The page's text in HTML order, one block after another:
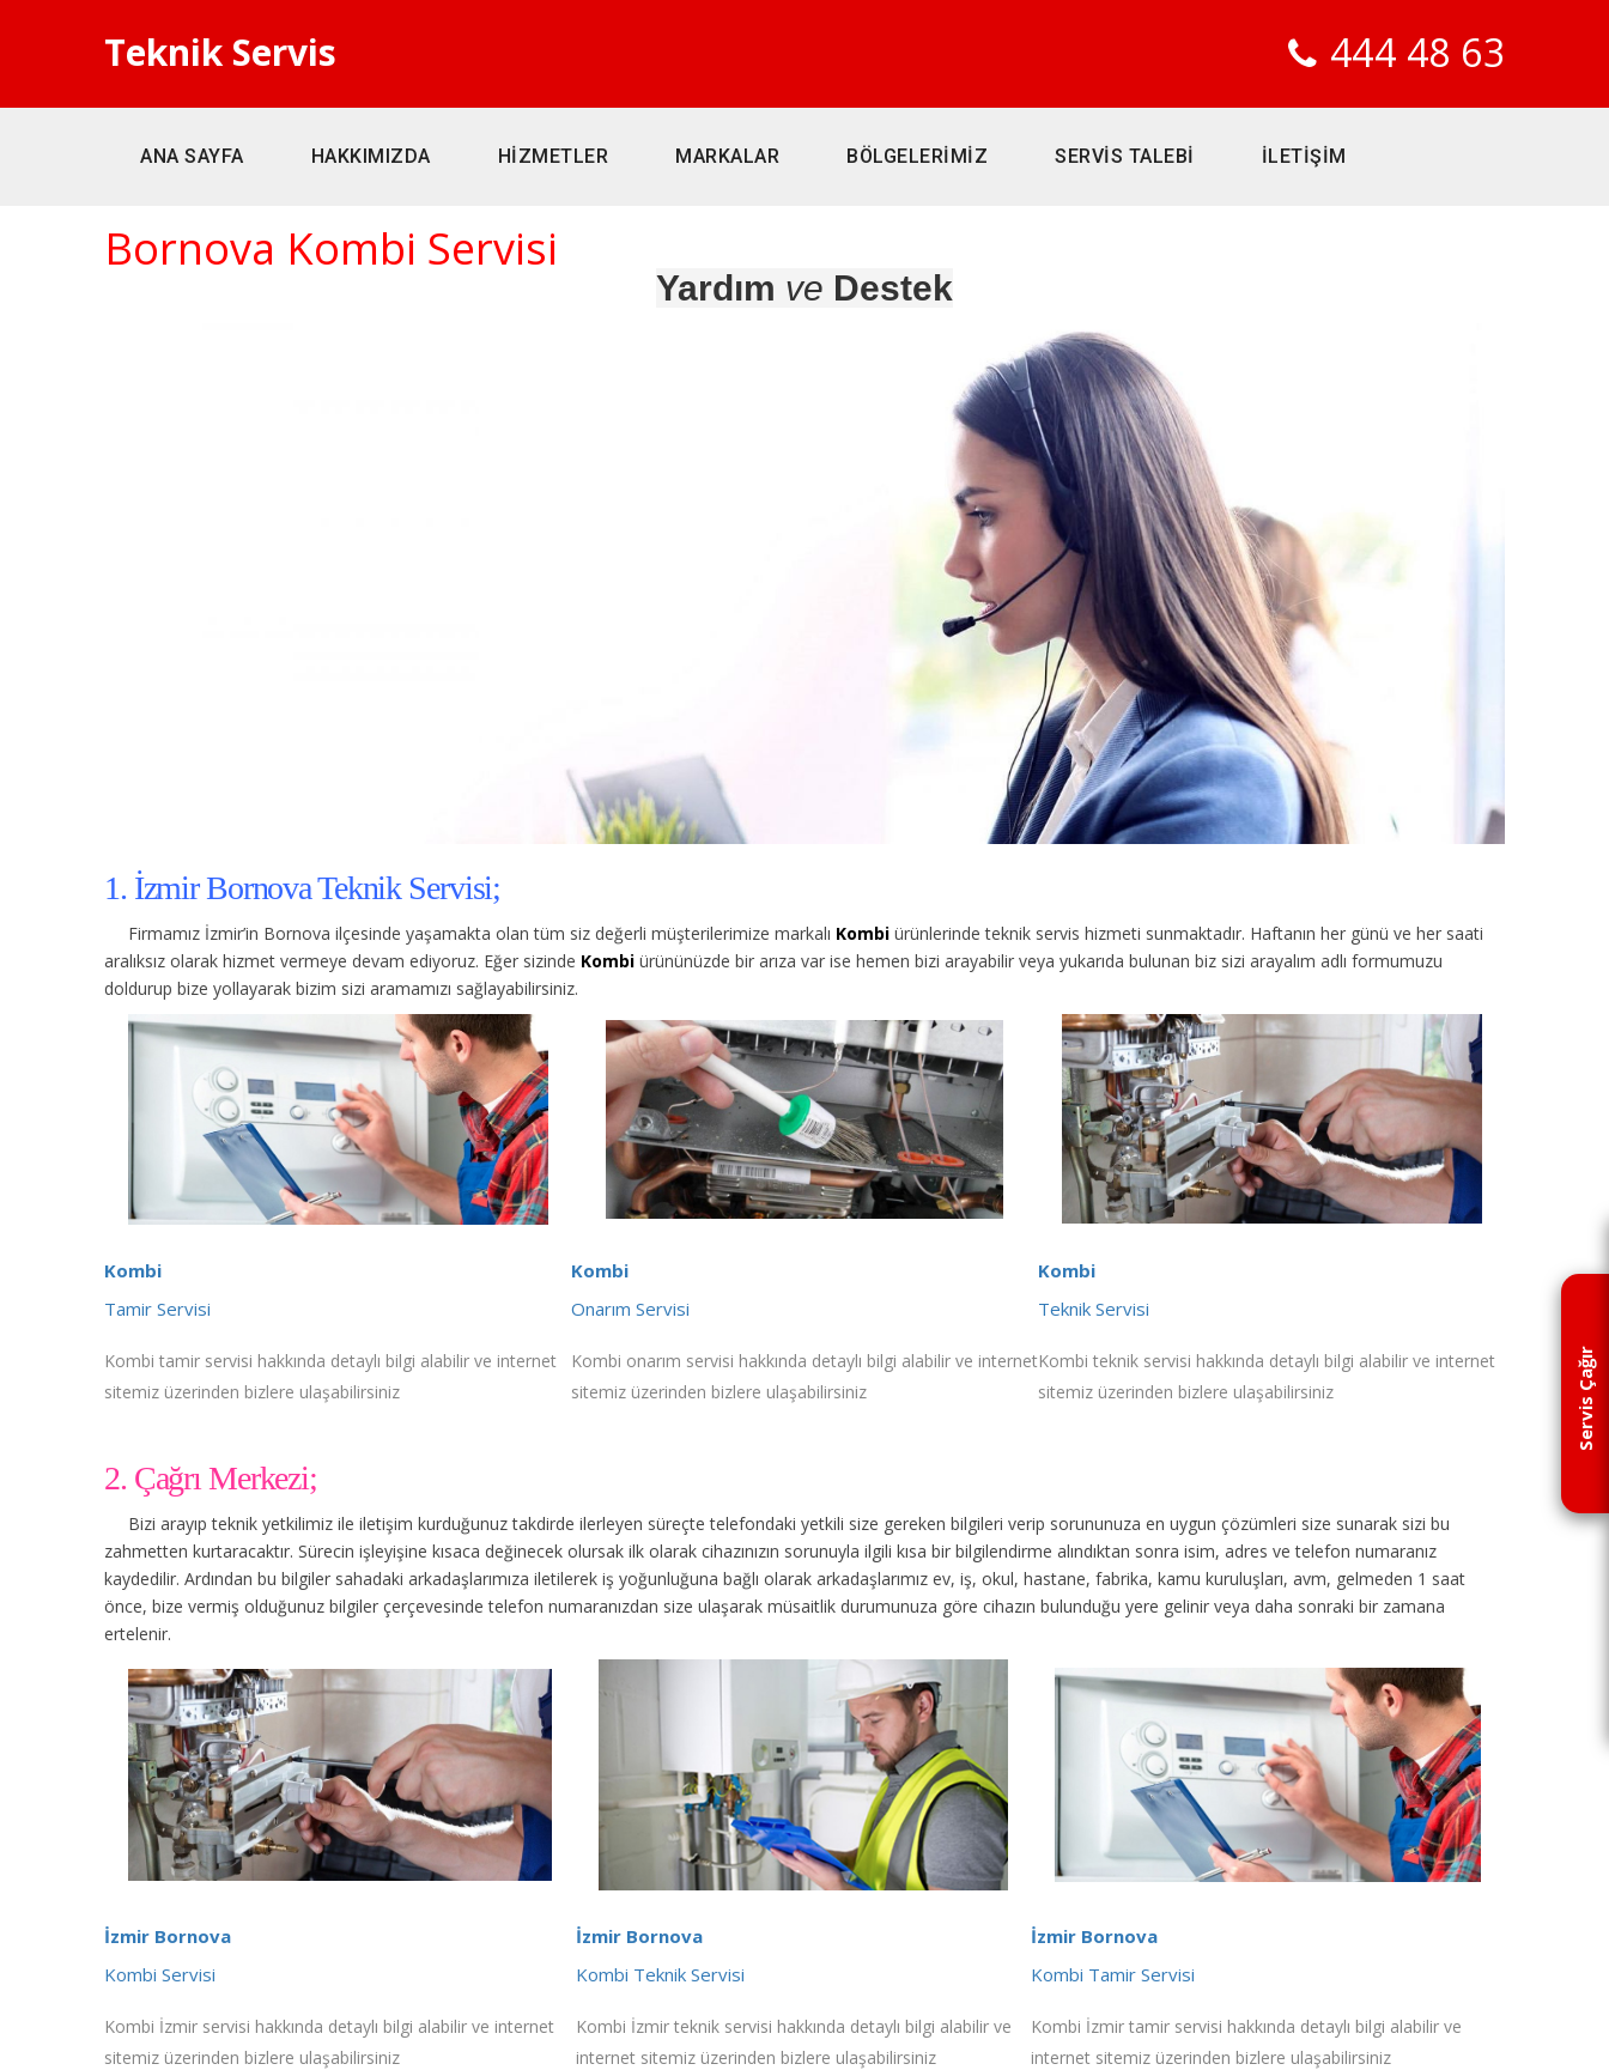
Servis Çağır
Teknik Servis 444 48 63
ANA SAYFA HAKKIMIZDA HİZMETLER MARKALAR BÖLGELERİMİZ SERVİS TALEBİ İLETİŞİM
Bornova Kombi Servisi
Yardım ve Destek
1. İzmir Bornova Teknik Servisi;
Firmamız İzmir’in Bornova ilçesinde yaşamakta olan tüm siz değerli müşterilerimize markalı Kombi ürünlerinde teknik servis hizmeti sunmaktadır. Haftanın her günü ve her saati
aralıksız olarak hizmet vermeye devam ediyoruz. Eğer sizinde Kombi ürününüzde bir arıza var ise hemen bizi arayabilir veya yukarıda bulunan biz sizi arayalım adlı formumuzu
doldurup bize yollayarak bizim sizi aramamızı sağlayabilirsiniz.
Kombi
Tamir Servisi
Kombi tamir servisi hakkında detaylı bilgi alabilir ve internet
sitemiz üzerinden bizlere ulaşabilirsiniz
Kombi
Onarım Servisi
Kombi onarım servisi hakkında detaylı bilgi alabilir ve internet
sitemiz üzerinden bizlere ulaşabilirsiniz
Kombi
Teknik Servisi
Kombi teknik servisi hakkında detaylı bilgi alabilir ve internet
sitemiz üzerinden bizlere ulaşabilirsiniz
2. Çağrı Merkezi;
Bizi arayıp teknik yetkilimiz ile iletişim kurduğunuz takdirde ilerleyen süreçte telefondaki yetkili size gereken bilgileri verip sorununuza en uygun çözümleri size sunarak sizi bu
zahmetten kurtaracaktır. Sürecin işleyişine kısaca değinecek olursak ilk olarak cihazınızın sorunuyla ilgili kısa bir bilgilendirme alındıktan sonra isim, adres ve telefon numaranız
kaydedilir. Ardından bu bilgiler sahadaki arkadaşlarımıza iletilerek iş yoğunluğuna bağlı olarak arkadaşlarımız ev, iş, okul, hastane, fabrika, kamu kuruluşları, avm, gelmeden 1 saat
önce, bize vermiş olduğunuz bilgiler çerçevesinde telefon numaranızdan size ulaşarak müsaitlik durumunuza göre cihazın bulunduğu yere gelinir veya daha sonraki bir zamana
ertelenir.
İzmir Bornova
Kombi Servisi
Kombi İzmir servisi hakkında detaylı bilgi alabilir ve internet
sitemiz üzerinden bizlere ulaşabilirsiniz
İzmir Bornova
Kombi Teknik Servisi
Kombi İzmir teknik servisi hakkında detaylı bilgi alabilir ve
internet sitemiz üzerinden bizlere ulaşabilirsiniz
İzmir Bornova
Kombi Tamir Servisi
Kombi İzmir tamir servisi hakkında detaylı bilgi alabilir ve
internet sitemiz üzerinden bizlere ulaşabilirsiniz